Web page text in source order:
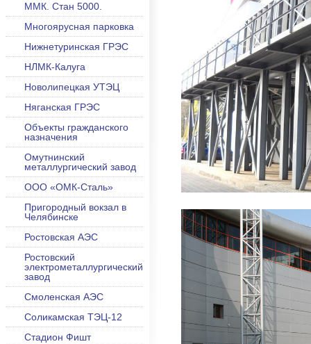
ММК. Стан 5000.
Многоярусная парковка
Нижнетуринская ГРЭС
НЛМК-Калуга
Новолипецкая УТЭЦ
Няганская ГРЭС
Объекты гражданского
назначения
Омутнинский
металлургический завод
ООО «ОМК-Сталь»
Пригородный вокзал в
Челябинске
Ростовская АЭС
Ростовский
электрометаллургический
завод
Смоленская АЭС
Соликамская ТЭЦ-12
Стадион Фишт